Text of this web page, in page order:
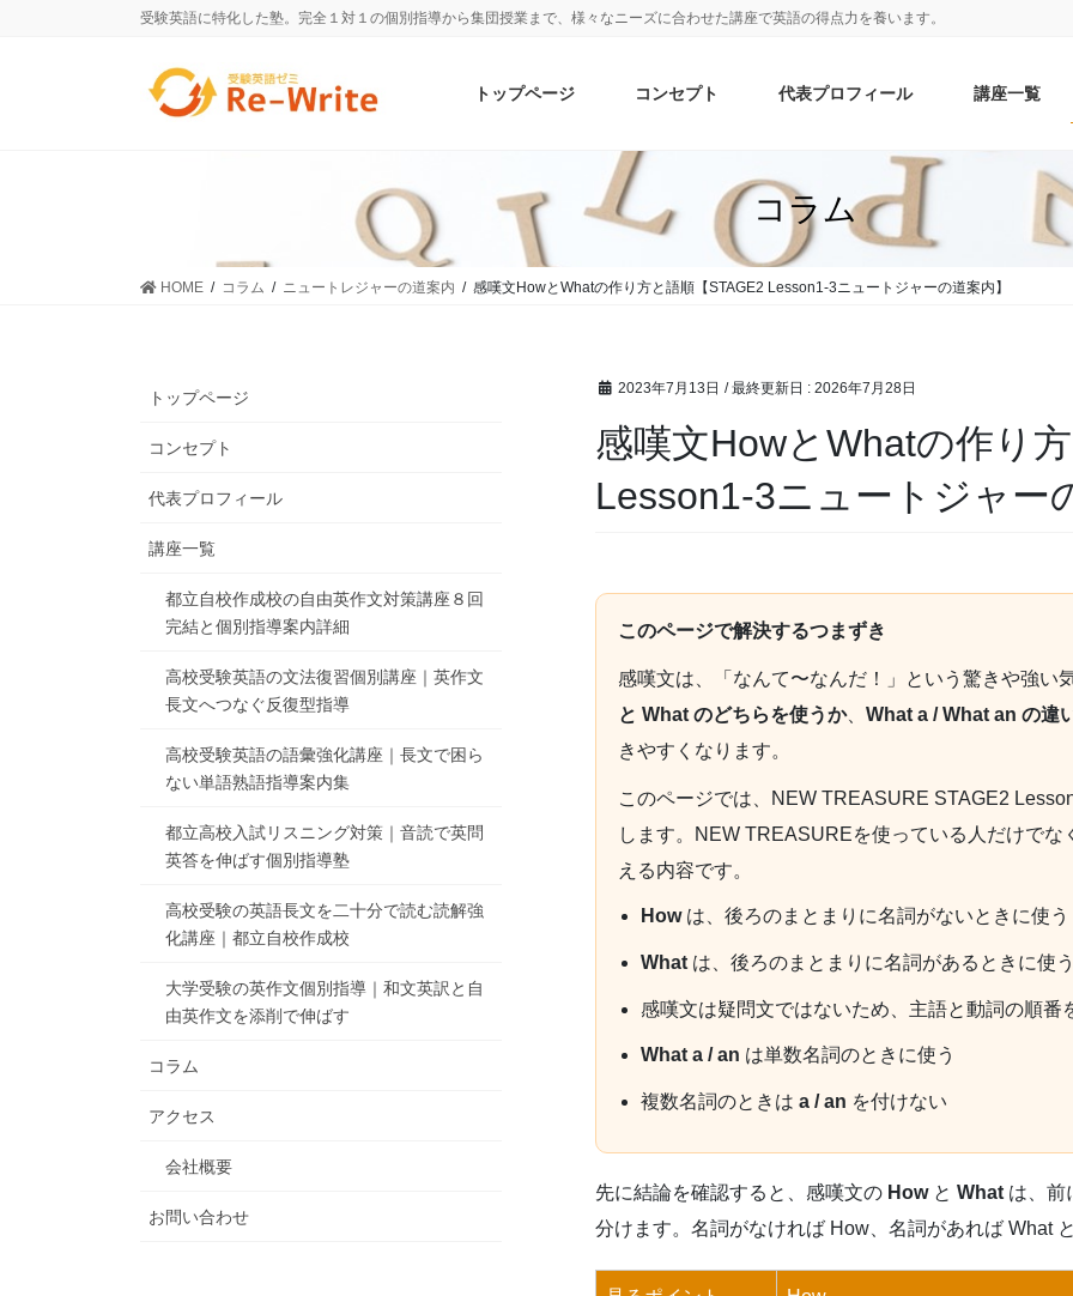
受験英語に特化した塾。完全１対１の個別指導から集団授業まで、様々なニーズに合わせた講座で英語の得点力を養います。
トップページ コンセプト 代表プロフィール 講座一覧
コラム
HOME コラム ニュートレジャーの道案内 感嘆文HowとWhatの作り方と語順【STAGE2 Lesson1-3ニュートジャーの道案内】
2023年7月13日 / 最終更新日 : 2026年7月28日
感嘆文HowとWhatの作り
Lesson1-3ニュートジャー
このページで解決するつまずき
感嘆文は、「なんて〜なんだ！」という驚きや強い
と What のどちらを使うか、 What a / What an の違
きやすくなります。
このページでは、NEW TREASURE STAGE2
します。NEW TREASUREを使っている人だけで
える内容です。
Howは、後ろのまとまりに名詞がないときに使う
What は、後ろのまとまりに名詞があるときに使
感嘆文は疑問文ではないため、主語と動詞の順番
What a / an は単数名詞のときに使う
複数名詞のときはa / an を付けない
先に結論を確認すると、感嘆文の Howと What は、前
分けます。名詞がなければ How、名詞があれば What
トップページ
コンセプト
代表プロフィール
講座一覧
都立自校作成校の自由英作文対策講座８回
完結と個別指導案内詳細
高校受験英語の文法復習個別講座｜英作文
長文へつなぐ反復型指導
高校受験英語の語彙強化講座｜長文で困ら
ない単語熟語指導案内集
都立高校入試リスニング対策｜音読で英問
英答を伸ばす個別指導塾
高校受験の英語長文を二十分で読む読解強
化講座｜都立自校作成校
大学受験の英作文個別指導｜和文英訳と自
由英作文を添削で伸ばす
コラム
アクセス
会社概要
お問い合わせ